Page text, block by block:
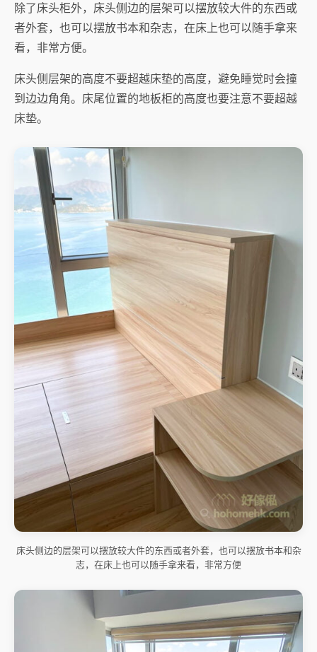
除了床头柜外，床头侧边的层架可以摆放较大件的东西或
者外套，也可以摆放书本和杂志，在床上也可以随手拿来
看，非常方便。
床头侧层架的高度不要超越床垫的高度，避免睡觉时会撞
到边边角角。床尾位置的地板柜的高度也要注意不要超越
床垫。
床头侧边的层架可以摆放较大件的东西或者外套，也可以摆放书本和杂
志，在床上也可以随手拿来看，非常方便